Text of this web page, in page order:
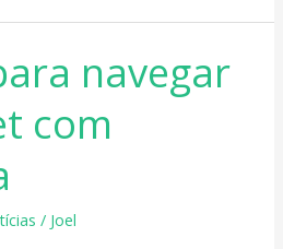
navegar
com
/ Joel